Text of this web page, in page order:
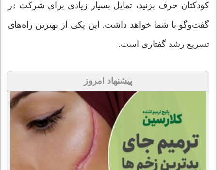
کودکتان حرف بزنید، تمایل بسیار زیادی برای شرکت در
گفت‌وگو با شما خواهد داشت. این یکی از بهترین راه‌های
تسریع رشد گفتاری است.
پیشنهاد امروز